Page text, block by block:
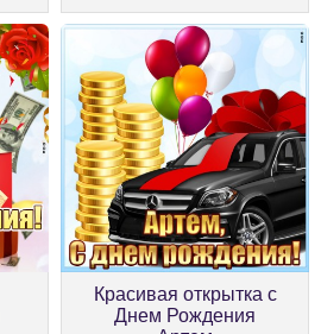
Красивая открытка с
Днем Рождения